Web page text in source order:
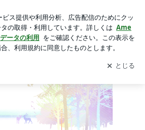
して ブログの更新通知
を受け取りまし
開く